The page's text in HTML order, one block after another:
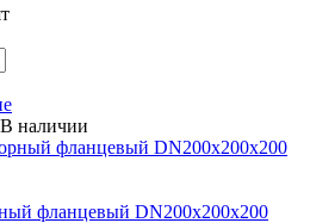
В наличии
фланцевый DN200х200х200